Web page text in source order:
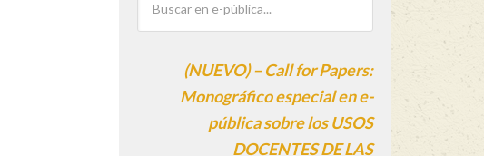
(NUEVO) – Call for Papers:
Monográfico especial en e-
pública sobre los USOS
DOCENTES DE LAS